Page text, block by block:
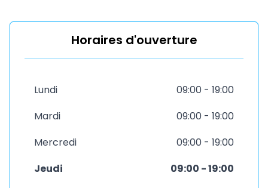
Horaires d'ouverture
Lundi
09:00 - 19:00
Mardi
09:00 - 19:00
Mercredi
09:00 - 19:00
Jeudi
09:00 - 19:00